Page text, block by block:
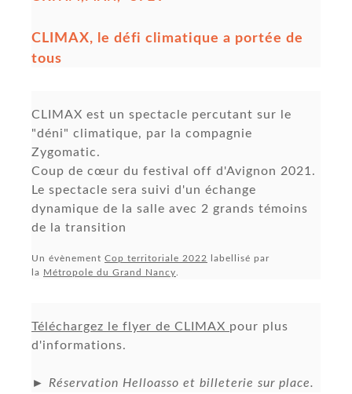
CLIMAX, le défi climatique a portée de
tous
CLIMAX est un spectacle percutant sur le
"déni" climatique, par la compagnie
Zygomatic.
Coup de cœur du festival off d'Avignon 2021.
Le spectacle sera suivi d'un échange
dynamique de la salle avec 2 grands témoins
de la transition
Un évènement Cop territoriale 2022
labellisé par
la Métropole du Grand Nancy
Téléchargez le flyer de CLIMAX pour plus
d'informations.
► Réservation Helloasso et billeterie sur place.